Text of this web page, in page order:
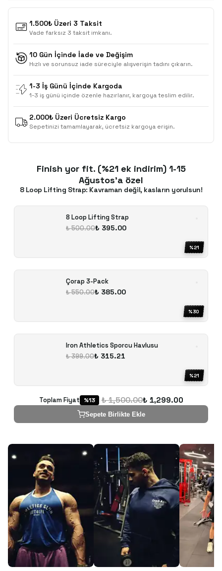
1.500₺ Üzeri 3 Taksit
Vade farksız 3 taksit imkanı.
10 Gün İçinde İade ve Değişim
Hızlı ve sorunsuz iade süreciyle alışverişin tadını çıkarın.
1-3 İş Günü İçinde Kargoda
1-3 iş günü içinde özenle hazırlanır, kargoya teslim edilir.
2.000₺ Üzeri Ücretsiz Kargo
Sepetinizi tamamlayarak, ücretsiz kargoya erişin.
Finish yor fit. (%21 ek indirim) 1-15
Ağustos'a özel
8 Loop Lifting Strap: Kavraman değil, kasların yorulsun!
8 Loop Lifting Strap
₺ 500.00₺ 395.00
%21
Çorap 3-Pack
₺ 550.00₺ 385.00
%30
Iron Athletics Sporcu Havlusu
₺ 399.00₺ 315.21
%21
Toplam Fiyat %13 ₺ 1,500.00₺ 1,299.00
Sepete Birlikte Ekle